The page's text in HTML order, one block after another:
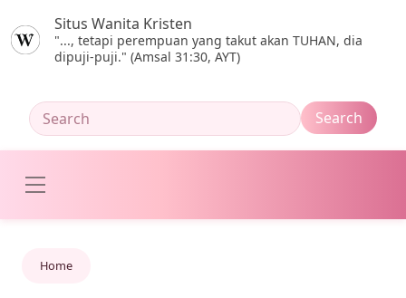
Situs Wanita Kristen
"..., tetapi perempuan yang takut akan TUHAN, dia
dipuji-puji." (Amsal 31:30, AYT)
Home